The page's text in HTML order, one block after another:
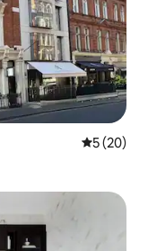
औसत रेटिंग
5 (20)